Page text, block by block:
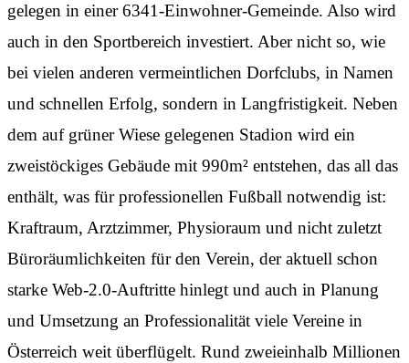
gelegen in einer 6341-Einwohner-Gemeinde. Also wird
auch in den Sportbereich investiert. Aber nicht so, wie
bei vielen anderen vermeintlichen Dorfclubs, in Namen
und schnellen Erfolg, sondern in Langfristigkeit. Neben
dem auf grüner Wiese gelegenen Stadion wird ein
zweistöckiges Gebäude mit 990m² entstehen, das all das
enthält, was für professionellen Fußball notwendig ist:
Kraftraum, Arztzimmer, Physioraum und nicht zuletzt
Büroräumlichkeiten für den Verein, der aktuell schon
starke Web-2.0-Auftritte hinlegt und auch in Planung
und Umsetzung an Professionalität viele Vereine in
Österreich weit überflügelt. Rund zweieinhalb Millionen